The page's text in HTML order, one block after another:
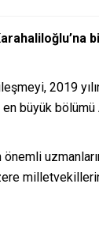
2019
büyük bölümü